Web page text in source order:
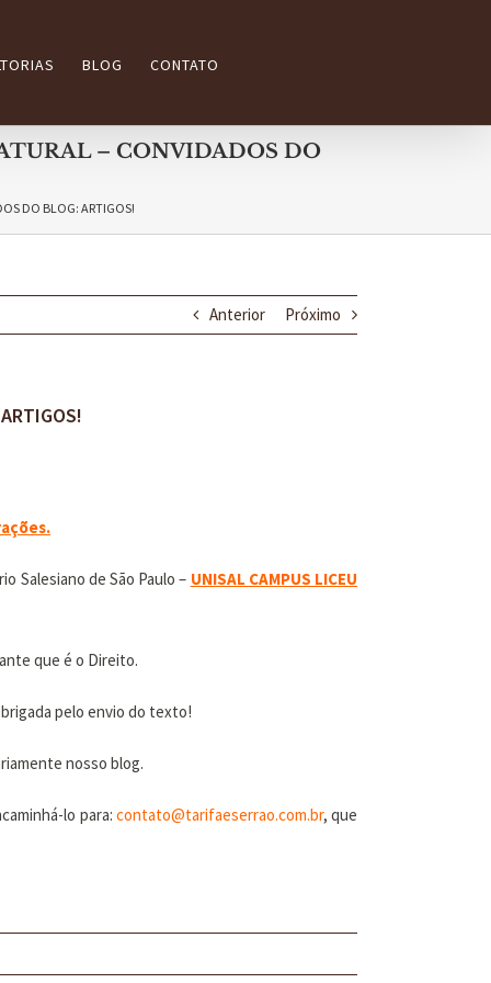
BLOG CONTATO
– CONVIDADOS DO
DO BLOG: ARTIGOS!
Anterior Próximo
Salesiano de São Paulo – UNISAL CAMPUS LICEU
que é o Direito.
pelo envio do texto!
nosso blog.
lo para: contato@tarifaeserrao.com.br, que